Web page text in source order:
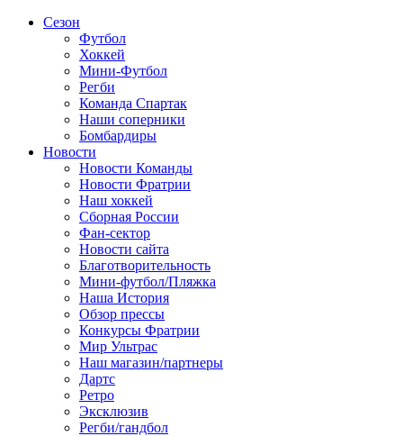
Сезон
Футбол
Хоккей
Мини-Футбол
Регби
Команда Спартак
Наши соперники
Бомбардиры
Новости
Новости Команды
Новости Фратрии
Наш хоккей
Сборная России
Фан-cектор
Новости сайта
Благотворительность
Мини-футбол/Пляжка
Наша История
Обзор прессы
Конкурсы Фратрии
Мир Ультрас
Наш магазин/партнеры
Дартс
Ретро
Эксклюзив
Регби/гандбол